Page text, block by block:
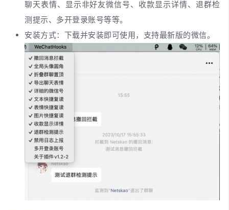
聊天表情、显示非好友微信号、收款显示详情、退群检
测提示、多开登录账号等等。
安装方式：下载并安装即可使用，支持最新版的微信。